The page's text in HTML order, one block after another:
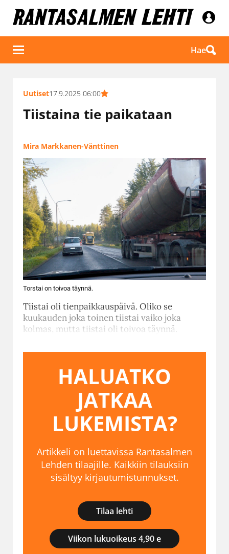
Hae
Uutiset17.9.2025 06:00
Tiistaina tie paikataan
Mira Markkanen-Vänttinen
Torstai on toivoa täynnä.
Tiistai oli tienpaikkauspäivä. Oliko se
kuukauden joka toinen tiistai vaiko joka
kolmas, mutta tiistai oli toivoa täynnä.
HALUATKO
JATKAA
LUKEMISTA?
Artikkeli on luettavissa Rantasalmen
Lehden tilaajille. Kaikkiin tilauksiin
sisältyy kirjautumistunnukset.
Tilaa lehti
Viikon lukuoikeus 4,90 e